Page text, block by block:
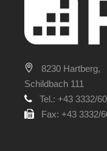
8230 Hartberg,
Schildbach 111
Tel.: +43 3332/
Fax: +43 3332/